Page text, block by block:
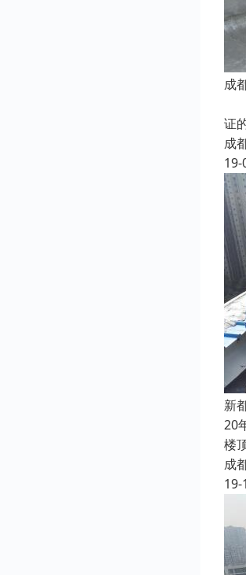
成
证
成
19-
新
20
楼
成
19-